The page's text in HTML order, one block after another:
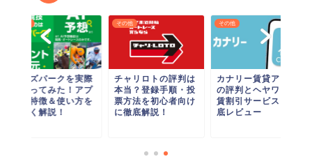
オッズパークを実際
に使ってみた！アプ
リの特徴＆使い方を
詳しく解説！
その他
チャリロトの評判は
本当？登録手順・投
票方法を初心者向け
に徹底解説！
その他
カナリー賃貸アプリ
の評判とヘヤワリ家
賃割引サービスを徹
底レビュー